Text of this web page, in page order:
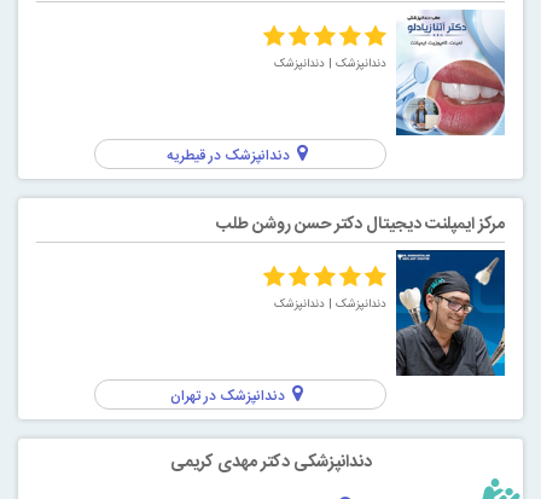
دندانپزشک | دندانپزشک
دندانپزشک در قیطریه
مرکز ایمپلنت دیجیتال دکتر حسن روشن طلب
دندانپزشک | دندانپزشک
دندانپزشک در تهران
دندانپزشکی دکتر مهدی کریمی